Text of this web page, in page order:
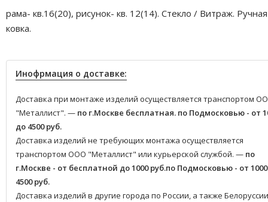
рама- кв.16(20), рисунок- кв. 12(14). Стекло / Витраж. Ручная
ковка.
Инофрмация о доставке:
Доставка при монтаже изделий осуществляется транспортом
"Металлист". — по г.Москве бесплатная. по Подмосковью - от
до 4500 руб.
Доставка изделий не требующих монтажа осуществляется
транспортом ООО "Металлист" или курьерской службой. — по
г.Москве - от бесплатной до 1000 руб.по Подмосковью - от
4500 руб.
Доставка изделий в другие города по России, а также